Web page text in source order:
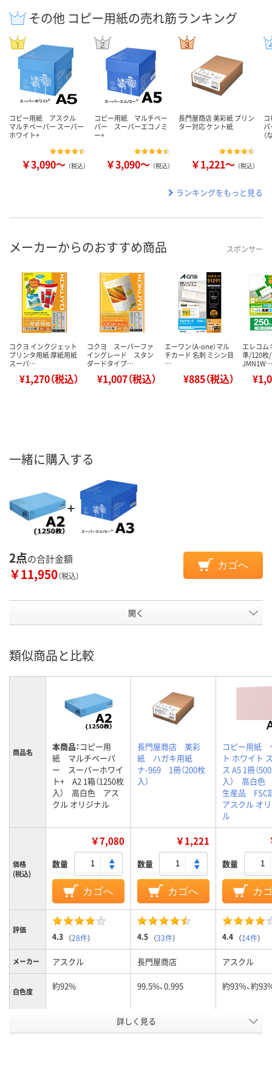
その他 コピー用紙の売れ筋ランキング
コピー用紙 アスクル
マルチペーパー スーパー
ホワイト+
￥3,090～ （税込）
コピー用紙 マルチペー
パー スーパーエコノミ
ー+
￥3,090～ （税込）
長門屋商店 美彩紙 プリン
ター対応 ケント紙
￥1,221～ （税込）
ランキングをもっと見る
メーカーからのおすすめ商品 スポンサー
コクヨ インクジェット
プリンタ用紙 厚紙用紙
スーパ…
¥1,270（税込）
コクヨ スーパーファ
イングレード スタン
ダードタイプ…
¥1,007（税込）
エーワン（A-one）マル
チカード 名刺 ミシン目
…
¥885（税込）
エレコム
準/120枚
JMN1W…
一緒に購入する
2点の合計金額
￥11,950（税込）
カゴへ
開く
類似商品と比較
商品名 本商品：コピー用
紙 マルチペーパ
ー スーパーホワイ
ト+ A2 1箱（1250枚
入） 高白色 アス
クル オリジナル
長門屋商店 美彩
紙 ハガキ用紙
ナ-969 1冊（200枚
入）
コピー用紙
ト ホワイト
ス A5 1冊（
入） 高白色
生産品
アスクル オ
ル
価格
(税込)
￥7,080
数量
カゴへ
￥1,221
数量
カゴへ
数量
カ
評価
4.3 （28件） 4.5 （33件） 4.4 （14件）
メーカー アスクル 長門屋商店 アスクル
白色度 約92% 99.5%、0.995 約93％、約
230μm 約
詳しく見る